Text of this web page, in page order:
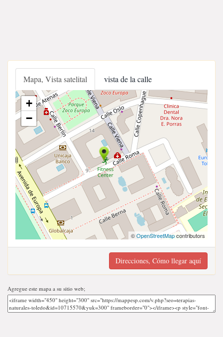
Mapa, Vista satelital vista de la calle
+
−
©OpenStreetMapcontributors
Direcciones, Cómo llegar aquí
Agregue este mapa a su sitio web;